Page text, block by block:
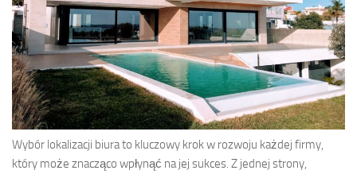
Wybór lokalizacji biura to kluczowy krok w rozwoju każdej firmy,
który może znacząco wpłynąć na jej sukces. Z jednej strony,